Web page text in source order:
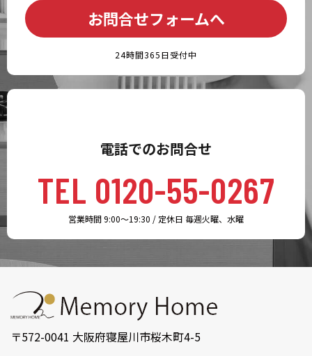
お問合せフォームへ
24時間365日受付中
電話でのお問合せ
TEL 0120-55-0267
営業時間 9:00～19:30 / 定休日 毎週火曜、水曜
〒572-0041 大阪府寝屋川市桜木町4-5